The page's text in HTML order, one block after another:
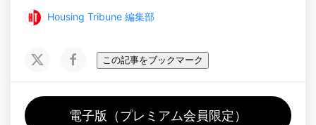
Housing Tribune 編集部
この記事をブックマーク
電子版（プレミアム会員限定）